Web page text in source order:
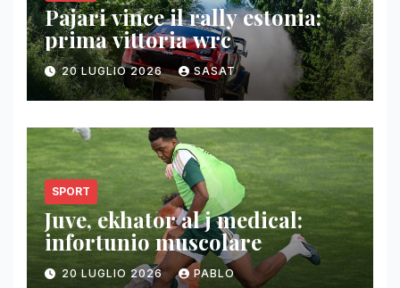
Pajari vince il rally estonia:
prima vittoria wrc
20 LUGLIO 2026 SASAT
SPORT
Juve, ekhator al j medical:
infortunio muscolare
20 LUGLIO 2026 PABLO